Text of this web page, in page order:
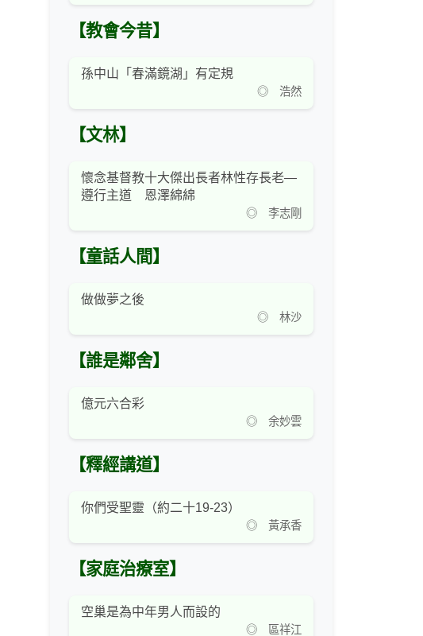
【教會今昔】
孫中山「春滿鏡湖」有定規
◎ 浩然
【文林】
懷念基督教十大傑出長者林性存長老—
遵行主道 恩澤綿綿
◎ 李志剛
【童話人間】
做做夢之後
◎ 林沙
【誰是鄰舍】
億元六合彩
◎ 余妙雲
【釋經講道】
你們受聖靈（約二十19-23）
◎ 黃承香
【家庭治療室】
空巢是為中年男人而設的
◎ 區祥江